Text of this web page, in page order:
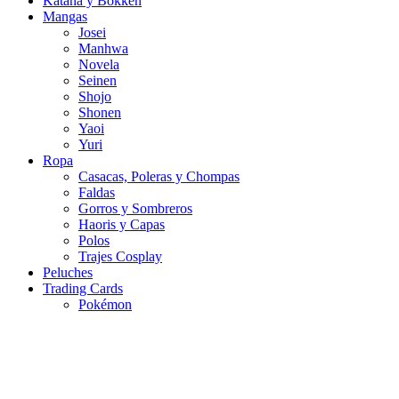
Mangas
Josei
Manhwa
Novela
Seinen
Shojo
Shonen
Yaoi
Yuri
Ropa
Casacas, Poleras y Chompas
Faldas
Gorros y Sombreros
Haoris y Capas
Polos
Trajes Cosplay
Peluches
Trading Cards
Pokémon